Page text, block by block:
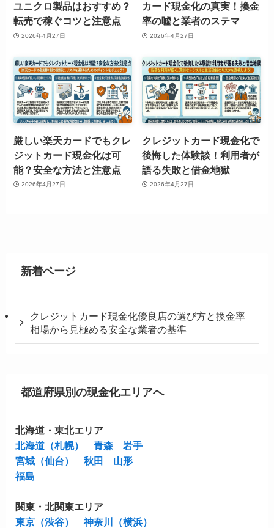
ユニクロ製品はおすすめ？
転売で稼ぐコツと注意点
2026年4月27日
カード現金化の真実！換金
率の嘘と業者のステマ
2026年4月27日
厳しい楽天カードでもクレ
ジットカード現金化は可
能？安全な方法と注意点
2026年4月27日
クレジットカード現金化で
後悔した体験談！利用者が
語る失敗と借金地獄
2026年4月27日
新着ページ
クレジットカード現金化優良店の選び方と換金率
相場から見極める安全な業者の基準
都道府県別の現金化エリアへ
北海道・東北エリア
北海道（札幌）
青森
岩手
宮城（仙台）
秋田
山形
福島
関東・北関東エリア
東京（渋谷）
神奈川（横浜）